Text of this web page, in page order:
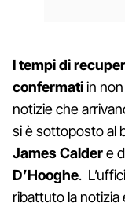
I tempi di
confermatiin
notizie che
si è sottoposto al
James Caldere
D’Hooghe.
ribattuto la notizia